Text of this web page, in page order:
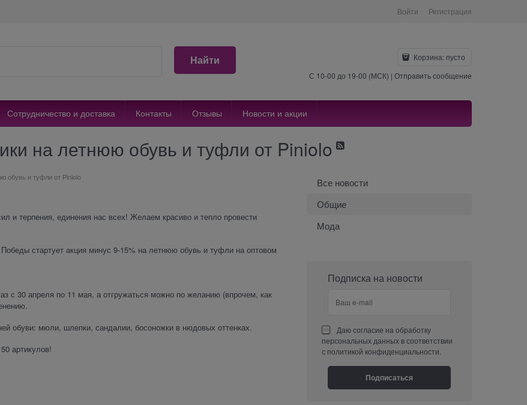
Войти Регистрация
Найти Корзина: пусто
С 10-00 до 19-00 (МСК) | Отправить сообщение
Сотрудничество и доставка Контакты Отзывы Новости и акции
на летнюю обувь и туфли от Piniolo
обувь и туфли от Piniolo
и терпения, единения нас всех! Желаем красиво и тепло провести
стартует акция минус 9-15% на летнюю обувь и туфли на оптовом
с 30 апреля по 11 мая, а отгружаться можно по желанию (впрочем, как
обуви: мюли, шлепки, сандалии, босоножки в нюдовых оттенках.
артикулов!
Все новости
Общие
Мода
Подписка на новости
Даюсогласие на обработку
персональных данных в соответствии
с политикой конфиденциальности